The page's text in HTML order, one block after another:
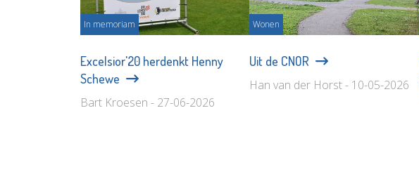
In memoriam
Excelsior'20 herdenkt Henny
Schewe
Bart Kroesen - 27-06-2026
Wonen
Uit de CNOR
Han van der Horst - 10-05-2026